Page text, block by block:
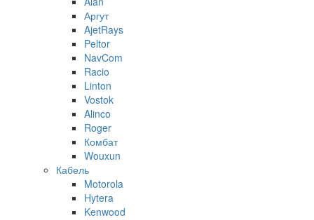
Аргут
AjetRays
Peltor
NavCom
Racio
Linton
Vostok
Alinco
Roger
Комбат
Wouxun
Кабель
Motorola
Hytera
Kenwood